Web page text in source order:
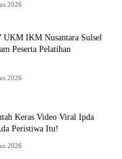
2026
UKM IKM Nusantara Sulsel
Peserta Pelatihan
2026
Keras Video Viral Ipda
Peristiwa Itu!
2026